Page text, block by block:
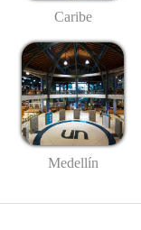
Caribe
Medellín